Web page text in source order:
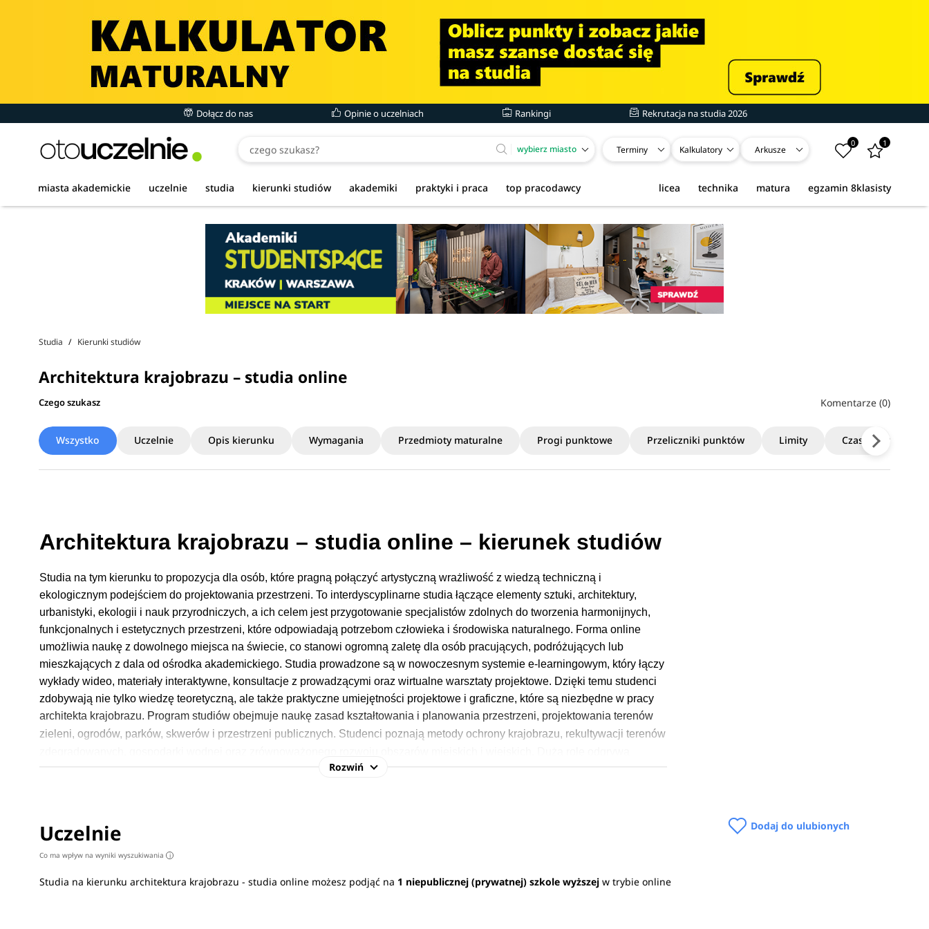
Dołącz do nas Opinie o uczelniach Rankingi Rekrutacja na studia 2026
wybierz miasto Terminy Kalkulatory Arkusze
0 1
miasta akademickie uczelnie studia kierunki studiów akademiki praktyki i praca top pracodawcy egzamin 8klasisty
matura
technika
licea
Studia Kierunki studiów
Architektura krajobrazu – studia online
Czego szukasz Komentarze (0)
Wszystko Uczelnie Opis kierunku Wymagania Przedmioty maturalne Progi punktowe Przeliczniki punktów Limity Czas trwania
Architektura krajobrazu – studia online – kierunek studiów
Studia na tym kierunku to propozycja dla osób, które pragną połączyć artystyczną wrażliwość z wiedzą techniczną i
ekologicznym podejściem do projektowania przestrzeni. To interdyscyplinarne studia łączące elementy sztuki, architektury,
urbanistyki, ekologii i nauk przyrodniczych, a ich celem jest przygotowanie specjalistów zdolnych do tworzenia harmonijnych,
funkcjonalnych i estetycznych przestrzeni, które odpowiadają potrzebom człowieka i środowiska naturalnego. Forma online
umożliwia naukę z dowolnego miejsca na świecie, co stanowi ogromną zaletę dla osób pracujących, podróżujących lub
mieszkających z dala od ośrodka akademickiego. Studia prowadzone są w nowoczesnym systemie e-learningowym, który łączy
wykłady wideo, materiały interaktywne, konsultacje z prowadzącymi oraz wirtualne warsztaty projektowe. Dzięki temu studenci
zdobywają nie tylko wiedzę teoretyczną, ale także praktyczne umiejętności projektowe i graficzne, które są niezbędne w pracy
architekta krajobrazu. Program studiów obejmuje naukę zasad kształtowania i planowania przestrzeni, projektowania terenów
zieleni, ogrodów, parków, skwerów i przestrzeni publicznych. Studenci poznają metody ochrony krajobrazu, rekultywacji terenów
również nauka o roślinach ozdobnych, kompozycji roślinnej, ekologii i gleboznawstwie, co pozwala na świadome i
W procesie rekrutacji na studia 2026/2027 na kierunku architektura krajobrazu - studia online
maturze z języka polskiego, matematyki oraz języka obcego nowożytnego.
Sprawdź wymagane przedmioty maturalne na uczelniach>
Rozwiń
Uczelnie
Co ma wpływ na wyniki wyszukiwania i
Dodaj do ulubionych
Studia na kierunku architektura krajobrazu - studia online możesz podjąć na 1 niepublicznej (prywatnej) szkole wyższej w trybie online